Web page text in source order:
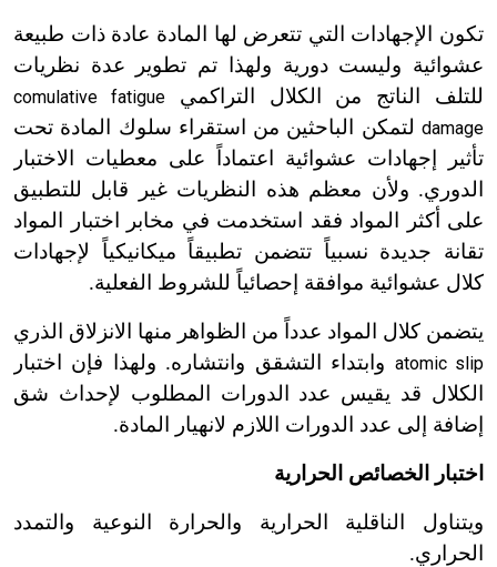
تكون الإجهادات التي تتعرض لها المادة عادة ذات طبيعة
عشوائية وليست دورية ولهذا تم تطوير عدة نظريات
للتلف الناتج من الكلال التراكميcomulative fatigue
damage لتمكن الباحثين من استقراء سلوك المادة تحت
تأثير إجهادات عشوائية اعتماداً على معطيات الاختبار
الدوري. ولأن معظم هذه النظريات غير قابل للتطبيق
على أكثر المواد فقد استخدمت في مخابر اختبار المواد
تقانة جديدة نسبياً تتضمن تطبيقاً ميكانيكياً لإجهادات
كلال عشوائية موافقة إحصائياً للشروط الفعلية.
يتضمن كلال المواد عدداً من الظواهر منها الانزلاق الذري
atomic slip وابتداء التشقق وانتشاره. ولهذا فإن اختبار
الكلال قد يقيس عدد الدورات المطلوب لإحداث شق
إضافة إلى عدد الدورات اللازم لانهيار المادة.
اختبار الخصائص الحرارية
ويتناول الناقلية الحرارية والحرارة النوعية والتمدد
الحراري.